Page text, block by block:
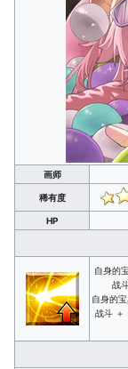
画师
稀有度
HP
自身的
战
自身的
战斗 ＋